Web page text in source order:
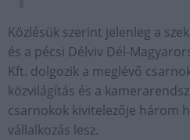
Közlésük szerint jelenleg a
és a pécsi Délviv Dél-
Kft. dolgozik a meglévő
közvilágítás és a
csarnokok kivitelezője három
vállalkozás lesz.